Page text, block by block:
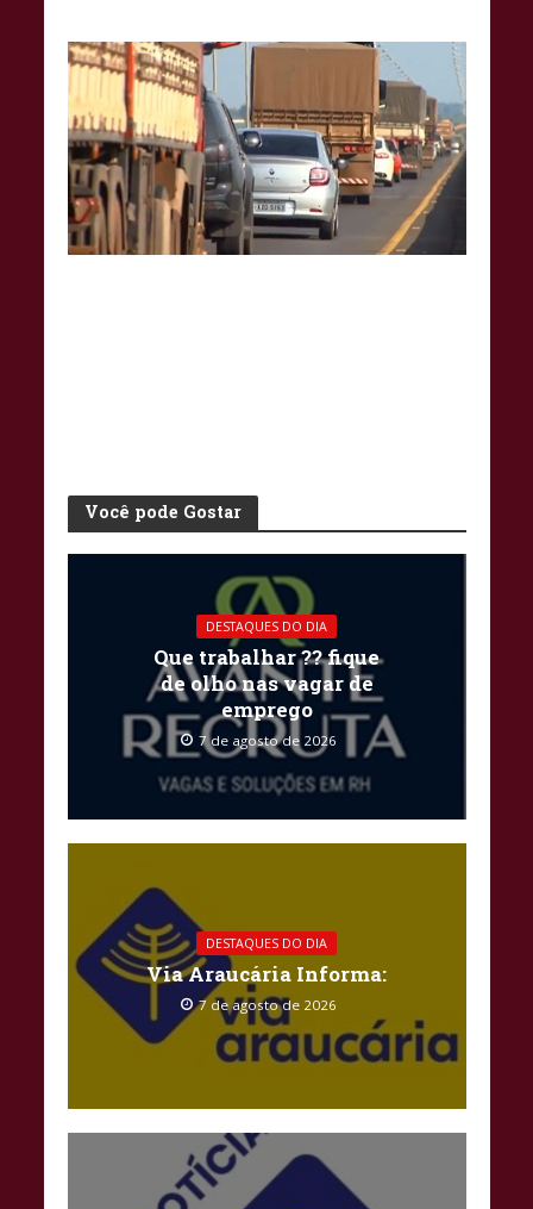
Você pode Gostar
DESTAQUES DO DIA
Que trabalhar ?? fique
de olho nas vagar de
emprego
7 de agosto de 2026
DESTAQUES DO DIA
Via Araucária Informa:
7 de agosto de 2026